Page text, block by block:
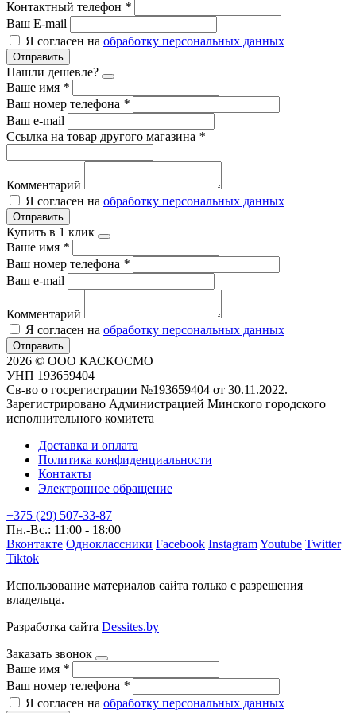
Контактный телефон *
Ваш E-mail
Я согласен на обработку персональных данных
Отправить
Нашли дешевле?
Ваше имя *
Ваш номер телефона *
Ваш e-mail
Ссылка на товар другого магазина *
Комментарий
Я согласен на обработку персональных данных
Отправить
Купить в 1 клик
Ваше имя *
Ваш номер телефона *
Ваш e-mail
Комментарий
Я согласен на обработку персональных данных
Отправить
2026 © ООО КАСКОСМО
УНП 193659404
Св-во о госрегистрации №193659404 от 30.11.2022.
Зарегистрировано Администрацией Минского городского
исполнительного комитета
Доставка и оплата
Политика конфиденциальности
Контакты
Электронное обращение
+375 (29) 507-33-87
Пн.-Вс.: 11:00 - 18:00
Вконтакте Одноклассники Facebook InstagramYoutube Twitter
Tiktok
Использование материалов сайта только с разрешения
владельца.
Разработка сайта Dessites.by
Заказать звонок
Ваше имя *
Ваш номер телефона *
Я согласен на обработку персональных данных